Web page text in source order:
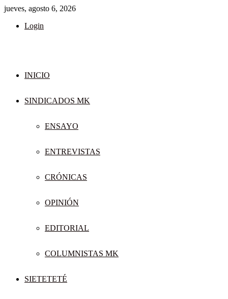
jueves, agosto 6, 2026
Login
INICIO
SINDICADOS MK
ENSAYO
ENTREVISTAS
CRÓNICAS
OPINIÓN
EDITORIAL
COLUMNISTAS MK
SIETETETÉ